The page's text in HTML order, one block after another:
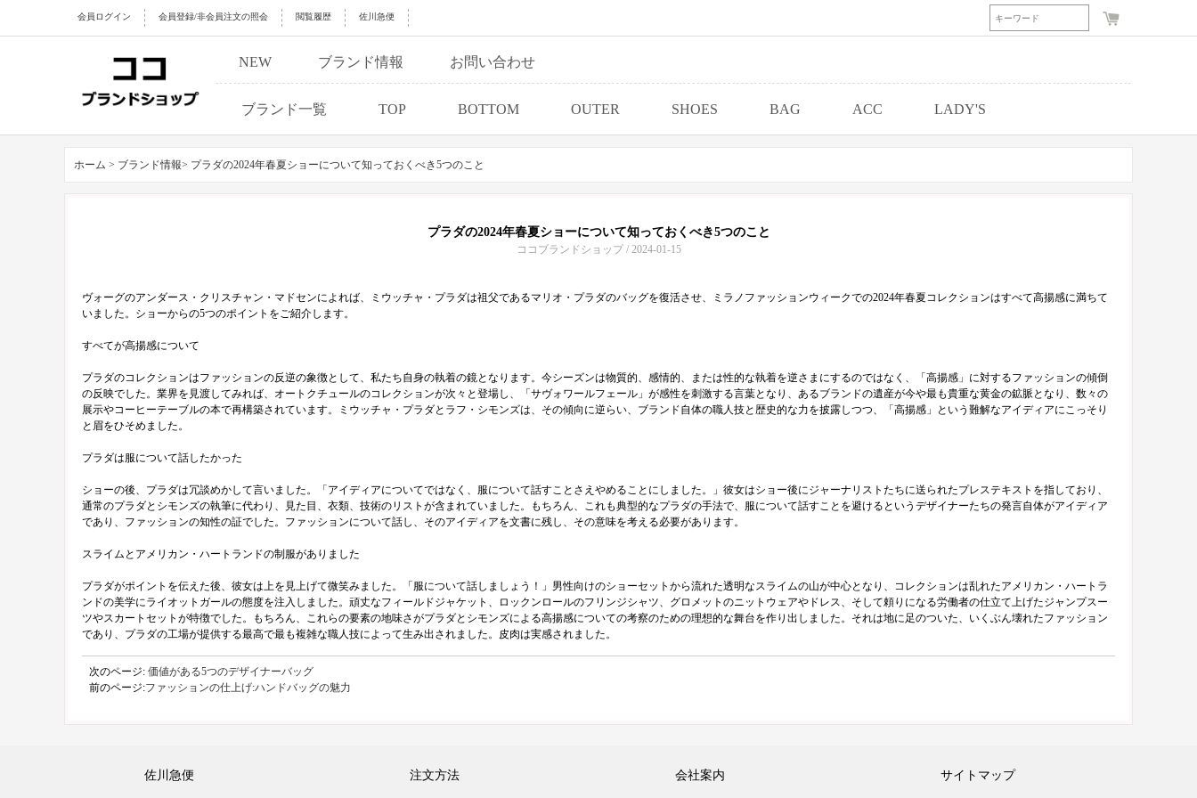
会員ログイン 会員登録/非会員注文の照会 閲覧履歴 佐川急便
NEW ブランド情報 お問い合わせ
ブランド一覧 TOP BOTTOM OUTER SHOES BAG ACC LADY'S
ホーム > ブランド情報> プラダの2024年春夏ショーについて知っておくべき5つのこと
プラダの2024年春夏ショーについて知っておくべき5つのこと
ココブランドショップ / 2024-01-15
ヴォーグのアンダース・クリスチャン・マドセンによれば、ミウッチャ・プラダは祖父であるマリオ・プラダのバッグを復活させ、ミラノファッションウィークでの2024年春夏コレクションはすべて高揚感に満ちて
いました。ショーからの5つのポイントをご紹介します。
すべてが高揚感について
プラダのコレクションはファッションの反逆の象徴として、私たち自身の執着の鏡となります。今シーズンは物質的、感情的、または性的な執着を逆さまにするのではなく、「高揚感」に対するファッションの傾倒
の反映でした。業界を見渡してみれば、オートクチュールのコレクションが次々と登場し、「サヴォワールフェール」が感性を刺激する言葉となり、あるブランドの遺産が今や最も貴重な黄金の鉱脈となり、数々の
展示やコーヒーテーブルの本で再構築されています。ミウッチャ・プラダとラフ・シモンズは、その傾向に逆らい、ブランド自体の職人技と歴史的な力を披露しつつ、「高揚感」という難解なアイディアにこっそり
と眉をひそめました。
プラダは服について話したかった
ショーの後、プラダは冗談めかして言いました。「アイディアについてではなく、服について話すことさえやめることにしました。」彼女はショー後にジャーナリストたちに送られたプレステキストを指しており、
通常のプラダとシモンズの執筆に代わり、見た目、衣類、技術のリストが含まれていました。もちろん、これも典型的なプラダの手法で、服について話すことを避けるというデザイナーたちの発言自体がアイディア
であり、ファッションの知性の証でした。ファッションについて話し、そのアイディアを文書に残し、その意味を考える必要があります。
スライムとアメリカン・ハートランドの制服がありました
プラダがポイントを伝えた後、彼女は上を見上げて微笑みました。「服について話しましょう！」男性向けのショーセットから流れた透明なスライムの山が中心となり、コレクションは乱れたアメリカン・ハートラ
ンドの美学にライオットガールの態度を注入しました。頑丈なフィールドジャケット、ロックンロールのフリンジシャツ、グロメットのニットウェアやドレス、そして頼りになる労働者の仕立て上げたジャンプスー
ツやスカートセットが特徴でした。もちろん、これらの要素の地味さがプラダとシモンズによる高揚感についての考察のための理想的な舞台を作り出しました。それは地に足のついた、いくぶん壊れたファッション
であり、プラダの工場が提供する最高で最も複雑な職人技によって生み出されました。皮肉は実感されました。
次のページ: 価値がある5つのデザイナーバッグ
前のページ:ファッションの仕上げ:ハンドバッグの魅力
佐川急便 注文方法 会社案内 サイトマップ